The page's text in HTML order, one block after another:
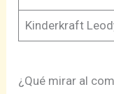
Kinderkraft
¿Qué mirar al